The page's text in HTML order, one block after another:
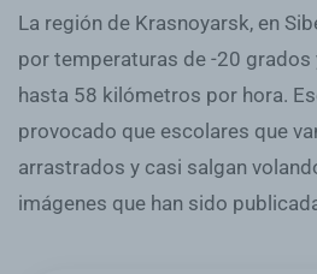
La región de Krasnoyarsk, en
por temperaturas de -20 grados
hasta 58 kilómetros por hora.
provocado que escolares que
arrastrados y casi salgan
imágenes que han sido